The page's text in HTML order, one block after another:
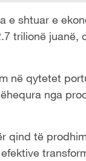
e shtuar e
trilionë
në qytetet
nga
qind të